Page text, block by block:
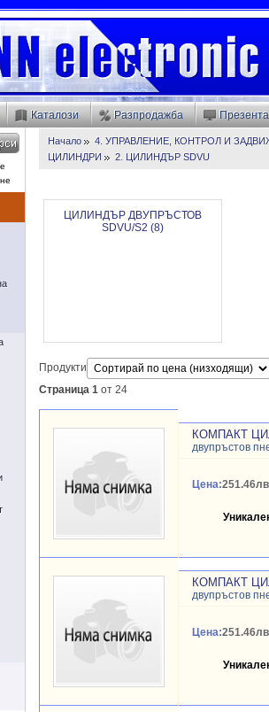
Каталози Разпродажба
Начало 4. УПРАВЛЕНИЕ, КОНТРОЛ И
ЦИЛИНДРИ
2. ЦИЛИНДЪР SDVU
ЦИЛИНДЪР ДВУПРЪСТОВ
SDVU/S2 (8)
Продукти
Страница 1 от 24
КОМПАКТ
двупръстов
Цена:
КОМПАКТ
двупръстов
Цена: